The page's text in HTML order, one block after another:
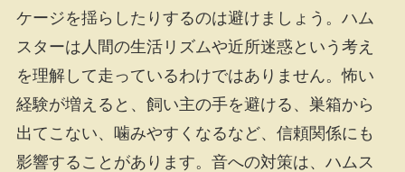
ケージを揺らしたりするのは避けましょう。ハム
スターは人間の生活リズムや近所迷惑という考え
を理解して走っているわけではありません。怖い
経験が増えると、飼い主の手を避ける、巣箱から
出てこない、噛みやすくなるなど、信頼関係にも
影響することがあります。音への対策は、ハムス